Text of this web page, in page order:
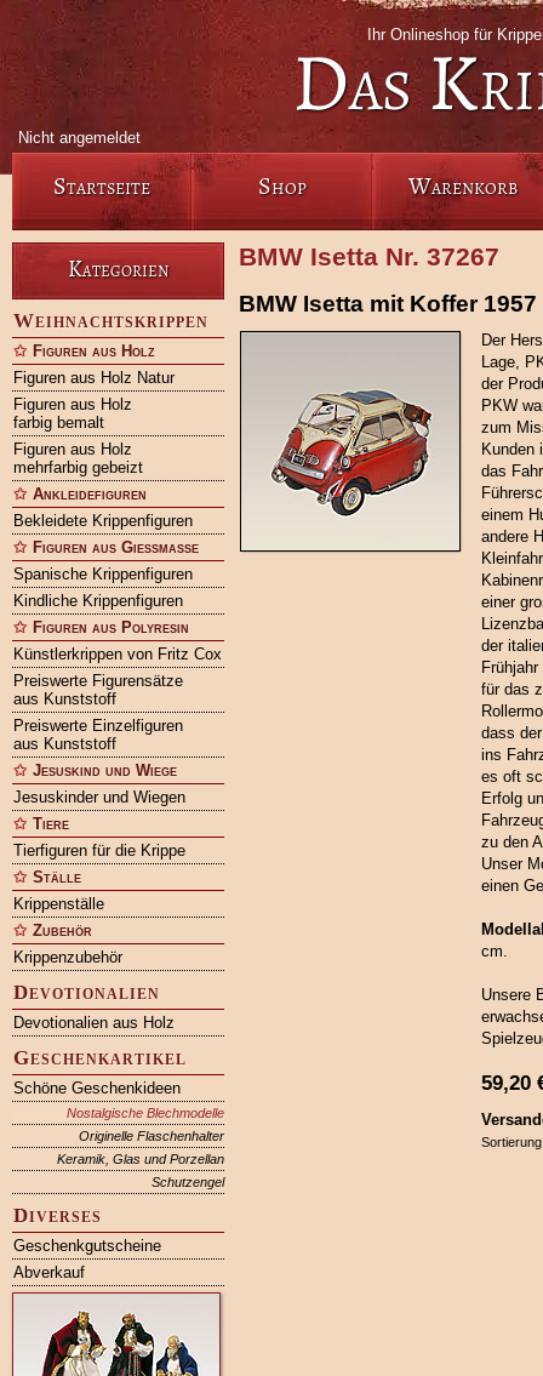
Ihr Onlineshop für
Das
Nicht angemeldet
Startseite Shop Warenkorb
Kategorien
Weihnachtskrippen
Figuren aus Holz
Figuren aus Holz Natur
Figuren aus Holz
farbig bemalt
Figuren aus Holz
mehrfarbig gebeizt
Ankleidefiguren
Bekleidete Krippenfiguren
Figuren aus Gießmasse
Spanische Krippenfiguren
Kindliche Krippenfiguren
Figuren aus Polyresin
Künstlerkrippen von Fritz Cox
Preiswerte Figurensätze
aus Kunststoff
Preiswerte Einzelfiguren
aus Kunststoff
Jesuskind und Wiege
Jesuskinder und Wiegen
Tiere
Tierfiguren für die Krippe
Ställe
Krippenställe
Zubehör
Krippenzubehör
Devotionalien
Devotionalien aus Holz
Geschenkartikel
Schöne Geschenkideen
Nostalgische Blechmodelle
Originelle Flaschenhalter
Keramik, Glas und Porzellan
Schutzengel
Diverses
Geschenkgutscheine
Abverkauf
BMW Isetta Nr. 37267
BMW Isetta mit Koffer 1957
Der
Lage,
der
PKW
zum
Kunden
das
einem
andere
einer
der
für das
dass
ins
es oft
Erfolg
zu den
Unser
einen
cm.
Unsere
59,20